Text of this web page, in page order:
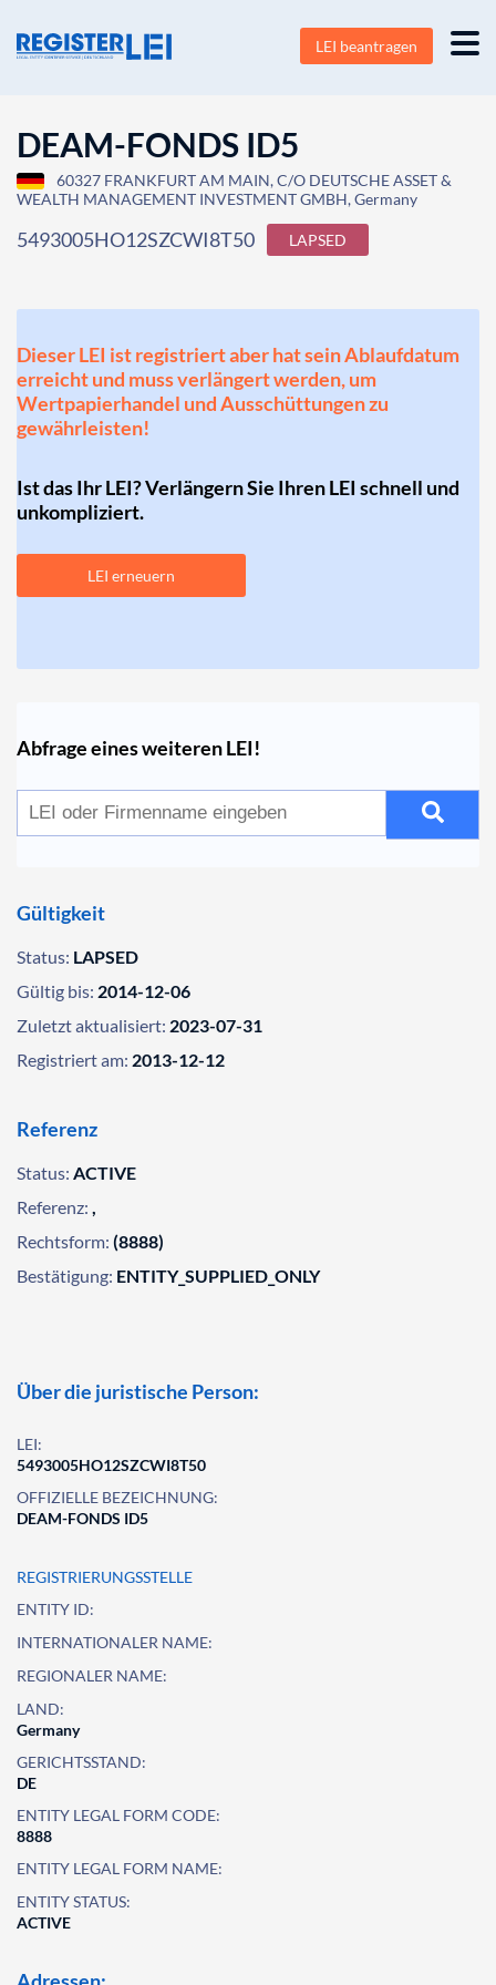
LEI beantragen
DEAM-FONDS ID5
60327 FRANKFURT AM MAIN, C/O DEUTSCHE ASSET &
WEALTH MANAGEMENT INVESTMENT GMBH, Germany
5493005HO12SZCWI8T50 LAPSED
Dieser LEI ist registriert aber hat sein Ablaufdatum
erreicht und muss verlängert werden, um
Wertpapierhandel und Ausschüttungen zu
gewährleisten!
Ist das Ihr LEI? Verlängern Sie Ihren LEI schnell und
unkompliziert.
LEI erneuern
Abfrage eines weiteren LEI!
Gültigkeit
Status: LAPSED
Gültig bis: 2014-12-06
Zuletzt aktualisiert: 2023-07-31
Registriert am: 2013-12-12
Referenz
Status: ACTIVE
Referenz: ,
Rechtsform: (8888)
Bestätigung: ENTITY_SUPPLIED_ONLY
Über die juristische Person:
LEI:
5493005HO12SZCWI8T50
OFFIZIELLE BEZEICHNUNG:
DEAM-FONDS ID5
REGISTRIERUNGSSTELLE
ENTITY ID:
INTERNATIONALER NAME:
REGIONALER NAME:
LAND:
Germany
GERICHTSSTAND:
DE
ENTITY LEGAL FORM CODE:
8888
ENTITY LEGAL FORM NAME:
ENTITY STATUS:
ACTIVE